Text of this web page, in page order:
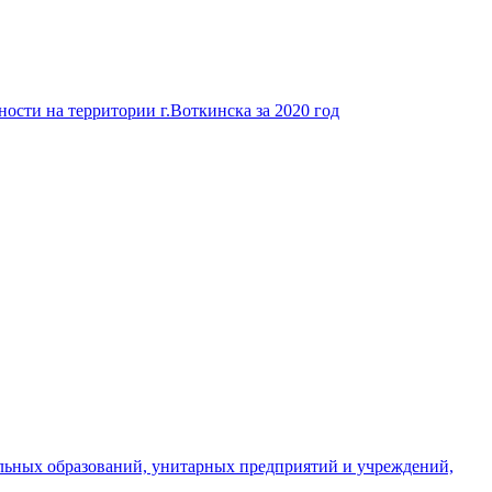
на территории г.Воткинска за 2020 год
образований, унитарных предприятий и учреждений,